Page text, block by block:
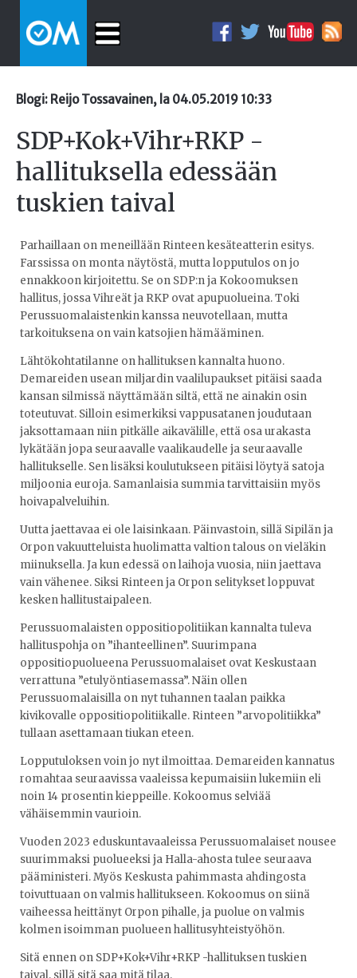
Blogi: Reijo Tossavainen, la 04.05.2019 10:33
SDP+Kok+Vihr+RKP -
hallituksella edessään
tuskien taival
Parhaillaan on meneillään Rinteen kesäteatterin esitys.
Farssissa on monta näytöstä, mutta lopputulos on jo
ennakkoon kirjoitettu. Se on SDP:n ja Kokoomuksen
hallitus, jossa Vihreät ja RKP ovat apupuolueina. Toki
Perussuomalaistenkin kanssa neuvotellaan, mutta
tarkoituksena on vain katsojien hämääminen.
Lähtökohtatilanne on hallituksen kannalta huono.
Demareiden usean miljardin vaalilupaukset pitäisi saada
kansan silmissä näyttämään siltä, että ne ainakin osin
toteutuvat. Silloin esimerkiksi vappusatanen joudutaan
jaksottamaan niin pitkälle aikavälille, että osa urakasta
lykätään jopa seuraavalle vaalikaudelle ja seuraavalle
hallitukselle. Sen lisäksi koulutukseen pitäisi löytyä satoja
miljoonia euroja. Samanlaisia summia tarvittaisiin myös
hoivapalveluihin.
Uutta jaettavaa ei ole laisinkaan. Päinvastoin, sillä Sipilän ja
Orpon vakuutteluista huolimatta valtion talous on vieläkin
miinuksella. Ja kun edessä on laihoja vuosia, niin jaettava
vain vähenee. Siksi Rinteen ja Orpon selitykset loppuvat
kesken hallitustaipaleen.
Perussuomalaisten oppositiopolitiikan kannalta tuleva
hallituspohja on ”ihanteellinen”. Suurimpana
oppositiopuolueena Perussuomalaiset ovat Keskustaan
verrattuna ”etulyöntiasemassa”. Näin ollen
Perussuomalaisilla on nyt tuhannen taalan paikka
kivikovalle oppositiopolitiikalle. Rinteen ”arvopolitiikka”
tullaan asettamaan tiukan eteen.
Lopputuloksen voin jo nyt ilmoittaa. Demareiden kannatus
romahtaa seuraavissa vaaleissa kepumaisiin lukemiin eli
noin 14 prosentin kieppeille. Kokoomus selviää
vähäisemmin vaurioin.
Vuoden 2023 eduskuntavaaleissa Perussuomalaiset nousee
suurimmaksi puolueeksi ja Halla-ahosta tulee seuraava
pääministeri. Myös Keskusta pahimmasta ahdingosta
toivuttuaan on valmis hallitukseen. Kokoomus on siinä
vaiheessa heittänyt Orpon pihalle, ja puolue on valmis
kolmen isoimman puolueen hallitusyhteistyöhön.
Sitä ennen on SDP+Kok+Vihr+RKP -hallituksen tuskien